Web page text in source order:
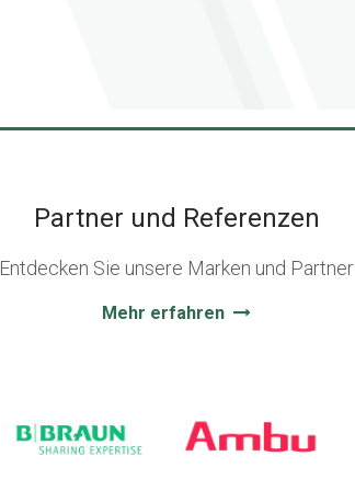
Partner und Referenzen
Entdecken Sie unsere Marken und Partner
Mehr erfahren